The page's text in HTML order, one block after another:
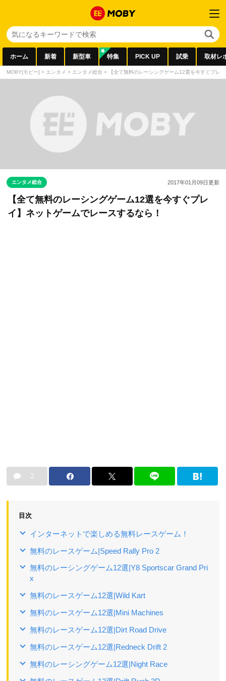
ホーム 新着 新型車 特集 PICK UP 試乗 取材レ
MOBY[モビー] > エンタメ > エンタメ総合 > 【全て無料のレーシングゲーム12選を今すぐプレ
エンタメ総合 2017年01月09日更新
【全て無料のレーシングゲーム12選を今すぐプレ
イ】ネットゲームでレースするなら！
2
目次
インターネットで楽しめる無料レースゲーム！
無料のレースゲーム|Speed Rally Pro 2
無料のレーシングゲーム12選|Y8 Sportscar Grand Pri
x
無料のレースゲーム12選|Wild Kart
無料のレースゲーム12選|Mini Machines
無料のレースゲーム12選|Dirt Road Drive
無料のレースゲーム12選|Redneck Drift 2
無料のレーシングゲーム12選|Night Race